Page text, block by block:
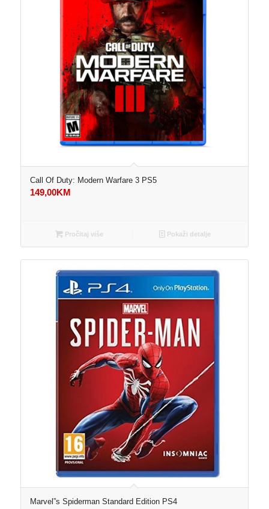
Call Of Duty: Modern Warfare 3 PS5
149,00KM
Pročitaj više Pokaži detalje
Marvel”s Spiderman Standard Edition PS4